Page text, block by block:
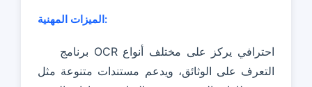
الميزات المهنية:
برنامج OCR احترافي يركز على مختلف أنواع
التعرف على الوثائق، ويدعم مستندات متنوعة مثل